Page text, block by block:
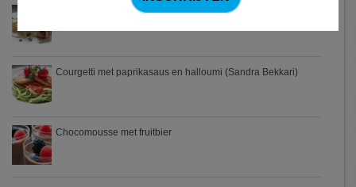
Zweedse gehaktballetjes
Courgetti met paprikasaus en halloumi (Sandra Bekkari)
Chocomousse met fruitbier